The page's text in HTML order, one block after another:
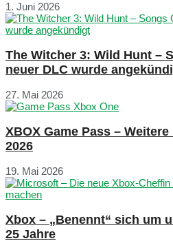
1. Juni 2026
The Witcher 3: Wild Hunt –
neuer DLC wurde
27. Mai 2026
XBOX Game Pass –
2026
19. Mai 2026
Xbox – „Benennt“ sich um
25 Jahre